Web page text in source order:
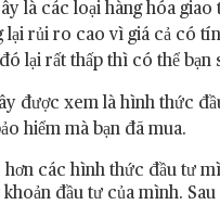
là các loại hàng hóa giao
lại rủi ro cao vì giá cả có
lại rất thấp thì có thể bạn
được xem là hình thức
hiểm mà bạn đã mua.
hơn các hình thức đầu tư
đầu tư của mình.